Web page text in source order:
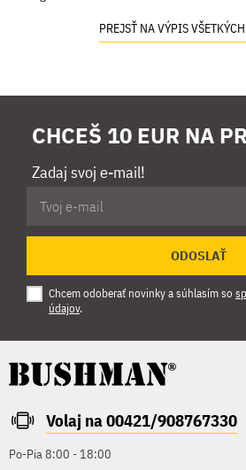
PREJSŤ NA VÝPIS
CHCEŠ 10 EUR NA
Zadaj svoj e-mail!
ODOSLAŤ
Chcem odoberať novinky a súhlasím so
údajov.
Volaj na 00421/908767330
Po-Pia 8:00 - 18:00